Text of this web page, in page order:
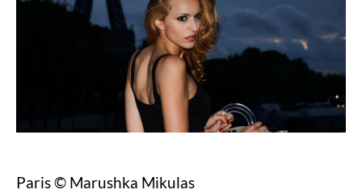
Paris © Marushka Mikulas